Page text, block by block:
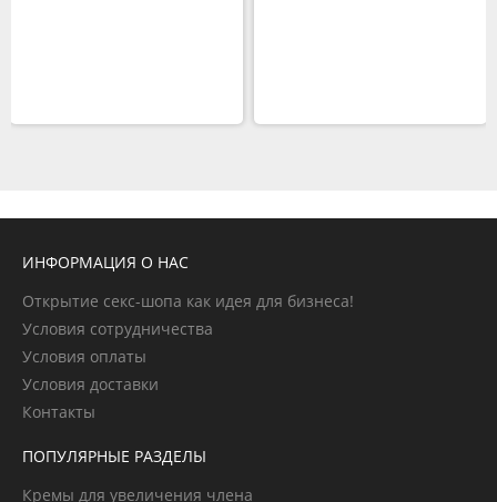
ИНФОРМАЦИЯ О НАС
Открытие секс-шопа как идея для бизнеса!
Условия сотрудничества
Условия оплаты
Условия доставки
Контакты
ПОПУЛЯРНЫЕ РАЗДЕЛЫ
Кремы для увеличения члена